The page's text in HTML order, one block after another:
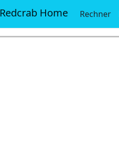
Redcrab Home Rechner